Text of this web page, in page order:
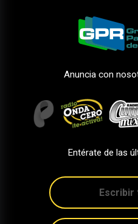
Anuncia con
Entérate de las